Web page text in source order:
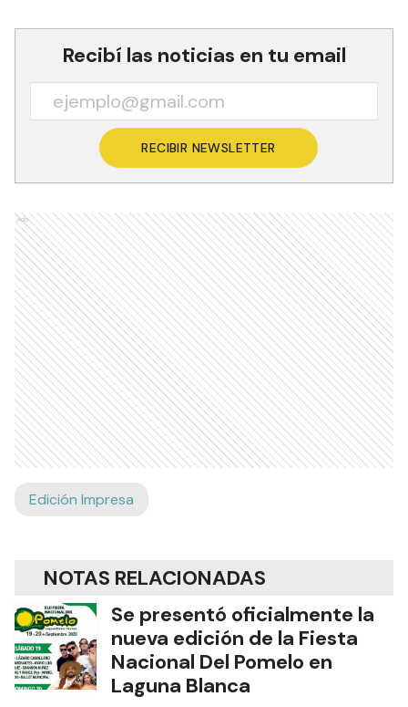
Recibí las noticias en tu email
RECIBIR NEWSLETTER
Ads
Edición Impresa
NOTAS RELACIONADAS
Se presentó oficialmente la
nueva edición de la Fiesta
Nacional Del Pomelo en
Laguna Blanca